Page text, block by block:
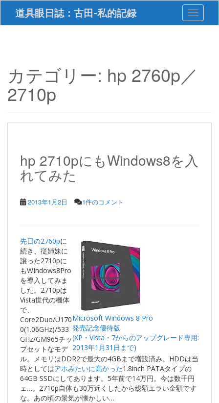
i
道具眼日誌：古田-私的記録 Toggle
カテゴリー: hp 2760p／
2710p
hp 2710pにもWindows8を入
れてみた
2013年1月2日 1件のコメント
Microsoft Windows 8 Pro
発売記念優待版
(XP・Vista・7からのアップグレード専用:
2013年1月31日まで)
先日の2760pに
続き、従姉妹に
譲った2710pに
もWIndows8Pro
を導入してみま
した。2710pは
Vista世代の機体
で、
Core2Duo/U170
0(1.06GHz)/533
GHz/GM965チッ
プセットなモデ
ル。メモリはDDR2で最大の4GBまで増設済み。HDDは当
時としてはアホみたいに高かった1.8inch PATAタイプの
64GB SSDにしてあります。5年前で14万円。今は数千円
ェ…。2710p自体も30万近くしたから総額エラい金額です
な。あの頃の景気が懐かしい…